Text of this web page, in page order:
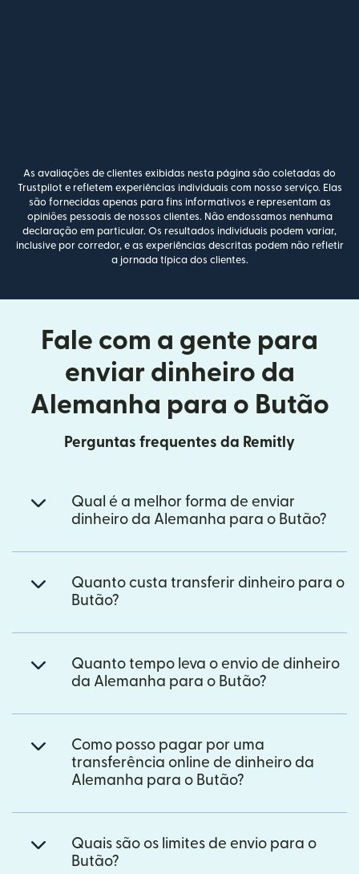
As avaliações de clientes exibidas nesta página são coletadas do
Trustpilot e refletem experiências individuais com nosso serviço. Elas
são fornecidas apenas para fins informativos e representam as
opiniões pessoais de nossos clientes. Não endossamos nenhuma
declaração em particular. Os resultados individuais podem variar,
inclusive por corredor, e as experiências descritas podem não refletir
a jornada típica dos clientes.
Fale com a gente para
enviar dinheiro da
Alemanha para o Butão
Perguntas frequentes da Remitly
Qual é a melhor forma de enviar
dinheiro da Alemanha para o Butão?
Quanto custa transferir dinheiro para o
Butão?
Quanto tempo leva o envio de dinheiro
da Alemanha para o Butão?
Como posso pagar por uma
transferência online de dinheiro da
Alemanha para o Butão?
Quais são os limites de envio para o
Butão?